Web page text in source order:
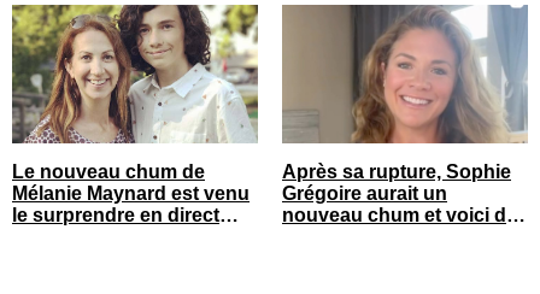
Le nouveau chum de
Mélanie Maynard est venu
le surprendre en direct
Après sa rupture, Sophie
Grégoire aurait un
nouveau chum et voici de